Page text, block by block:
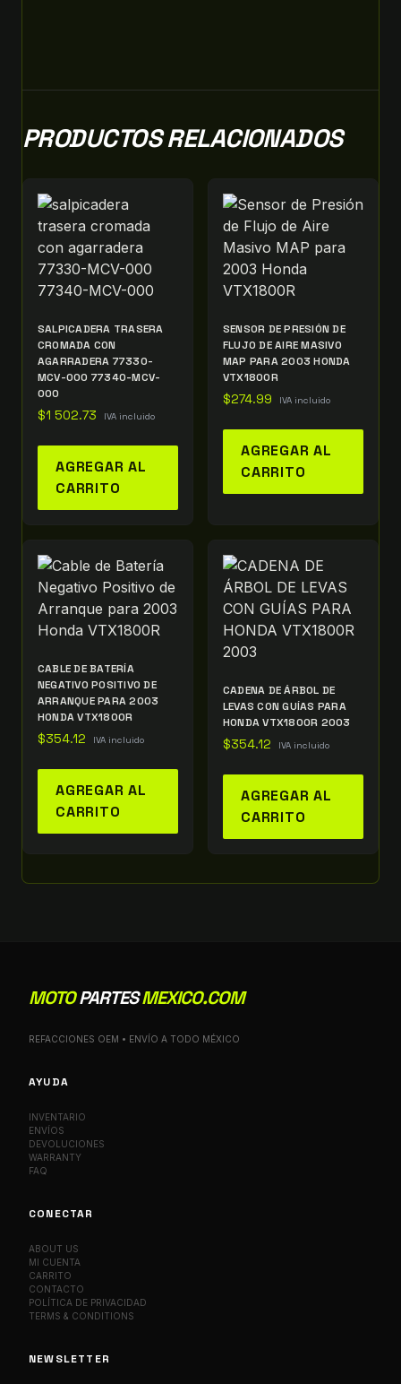
PRODUCTOS RELACIONADOS
SALPICADERA TRASERA
CROMADA CON
AGARRADERA 77330-
MCV-000 77340-MCV-
000
$1 502.73 IVA incluido
AGREGAR AL
CARRITO
SENSOR DE PRESIÓN DE
FLUJO DE AIRE MASIVO
MAP PARA 2003 HONDA
VTX1800R
$274.99 IVA incluido
AGREGAR AL
CARRITO
CABLE DE BATERÍA
NEGATIVO POSITIVO DE
ARRANQUE PARA 2003
HONDA VTX1800R
$354.12 IVA incluido
AGREGAR AL
CARRITO
CADENA DE ÁRBOL DE
LEVAS CON GUÍAS PARA
HONDA VTX1800R 2003
$354.12 IVA incluido
AGREGAR AL
CARRITO
MOTOPARTESMEXICO.COM
REFACCIONES OEM • ENVÍO A TODO MÉXICO
AYUDA
INVENTARIO
ENVÍOS
DEVOLUCIONES
WARRANTY
FAQ
CONECTAR
ABOUT US
MI CUENTA
CARRITO
CONTACTO
POLÍTICA DE PRIVACIDAD
TERMS & CONDITIONS
NEWSLETTER